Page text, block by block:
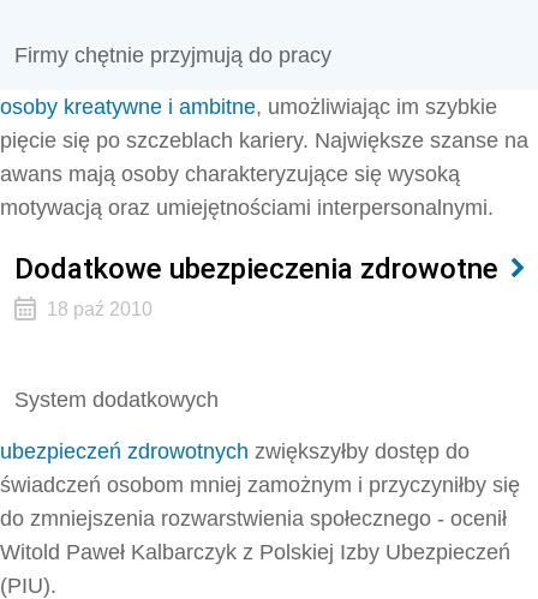
Firmy chętnie przyjmują do pracy
osoby kreatywne i ambitne, umożliwiając im szybkie
pięcie się po szczeblach kariery. Największe szanse na
awans mają osoby charakteryzujące się wysoką
motywacją oraz umiejętnościami interpersonalnymi.
Dodatkowe ubezpieczenia zdrowotne
18 paź 2010
System dodatkowych
ubezpieczeń zdrowotnych zwiększyłby dostęp do
świadczeń osobom mniej zamożnym i przyczyniłby się
do zmniejszenia rozwarstwienia społecznego - ocenił
Witold Paweł Kalbarczyk z Polskiej Izby Ubezpieczeń
(PIU).